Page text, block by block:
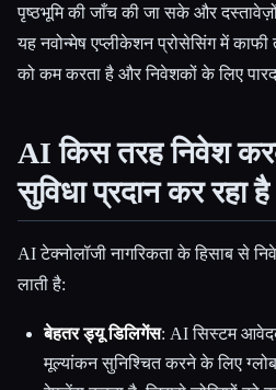
पृष्ठभूमि की जाँच की जा सके और
यह नवोन्मेष एप्लीकेशन प्रोसेसिंग में काफी
को कम करता है और निवेशकों के लिए
AI किस तरह निवेश
सुविधा प्रदान कर रहा है
AI टेक्नोलॉजी नागरिकता के हिसाब से
लाती है:
बेहतर ड्यू डिलिगेंस: AI सिस्टम
मूल्यांकन सुनिश्चित करने के लिए